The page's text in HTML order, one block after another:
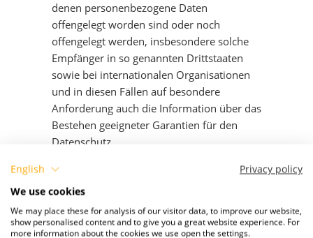
denen personenbezogene Daten
offengelegt worden sind oder noch
offengelegt werden, insbesondere solche
Empfänger in so genannten Drittstaaten
sowie bei internationalen Organisationen
und in diesen Fällen auf besondere
Anforderung auch die Information über das
Bestehen geeigneter Garantien für den
Datenschutz.
die geplante Dauer der Speicherung
personenbezogener Daten oder die
Kriterien für die Festlegung der
Speicherdauer;
English
Privacy policy
We use cookies
We may place these for analysis of our visitor data, to improve our website,
show personalised content and to give you a great website experience. For
more information about the cookies we use open the settings.